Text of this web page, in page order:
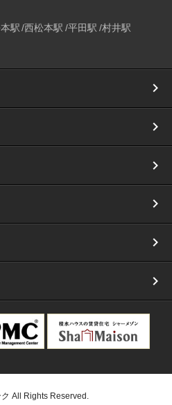
駅 西松本駅 平田駅 村井駅
All Rights Reserved.